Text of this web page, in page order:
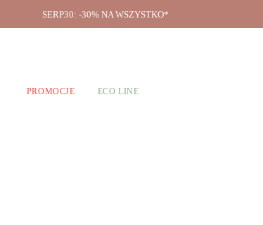
SERP30: -30% NA WSZYSTKO*
PROMOCJE ECO LINE